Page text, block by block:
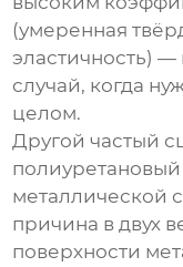
(умеренная
эластичность)
случай, когда
целом.
Другой частый
полиуретановый
металлической
причина в двух
поверхности